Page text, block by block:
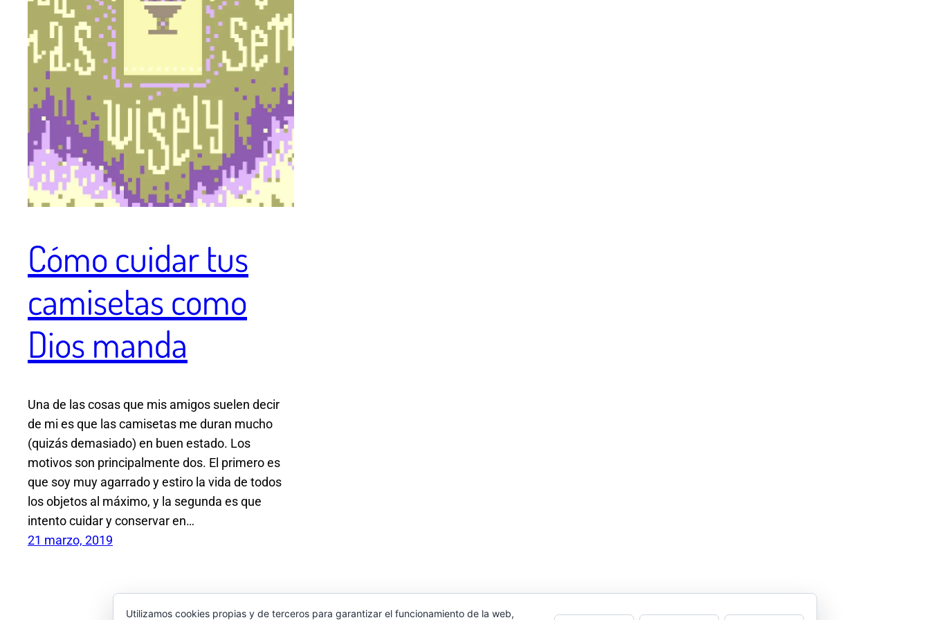
Cómo cuidar tus
camisetas como
Dios manda
Una de las cosas que mis amigos suelen decir
de mi es que las camisetas me duran mucho
(quizás demasiado) en buen estado. Los
motivos son principalmente dos. El primero es
que soy muy agarrado y estiro la vida de todos
los objetos al máximo, y la segunda es que
intento cuidar y conservar en…
21 marzo, 2019
Utilizamos cookies propias y de terceros para garantizar el funcionamiento de la web,